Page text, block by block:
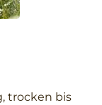
trocken bis